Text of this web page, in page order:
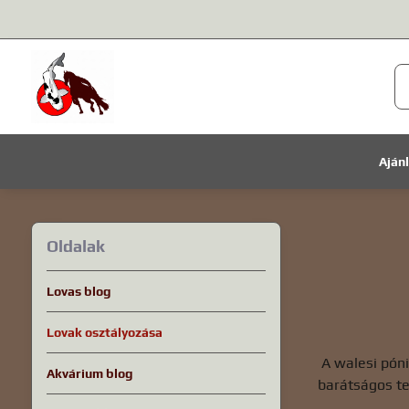
A walesi
barátságos
Oldalak
Lovas blog
Lovak osztályozása
Akvárium blog